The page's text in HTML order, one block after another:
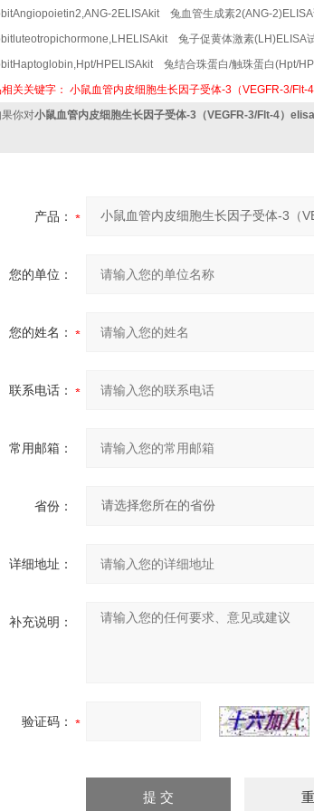
2ELISAkit 兔血管生成素2(ANG-2)ELISA
兔子促黄体激素(LH)ELISA
HPELISAkit 兔结合珠蛋白/触珠蛋白(Hpt/
关关键字： 小鼠血管内皮细胞生长因子受体-3（VEGFR-3/Flt-4
你对小鼠血管内皮细胞生长因子受体-3（VEGFR-3/Flt-4）
产品：
您的单位：
您的姓名：
联系电话：
常用邮箱：
省份：
详细地址：
补充说明：
验证码：